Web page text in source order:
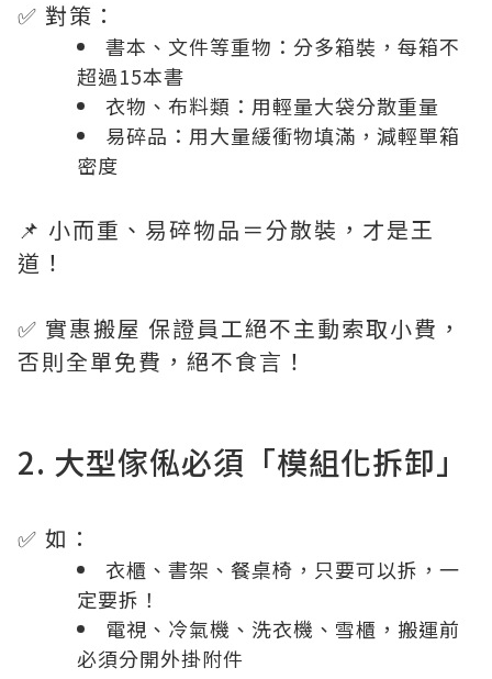
✅ 對策：
書本、文件等重物：分多箱裝，每箱不
超過15本書
衣物、布料類：用輕量大袋分散重量
易碎品：用大量緩衝物填滿，減輕單箱
密度
📌 小而重、易碎物品＝分散裝，才是王
道！
✅ 實惠搬屋 保證員工絕不主動索取小費，
否則全單免費，絕不食言！
2. 大型傢俬必須「模組化拆卸」
✅ 如：
衣櫃、書架、餐桌椅，只要可以拆，一
定要拆！
電視、冷氣機、洗衣機、雪櫃，搬運前
必須分開外掛附件